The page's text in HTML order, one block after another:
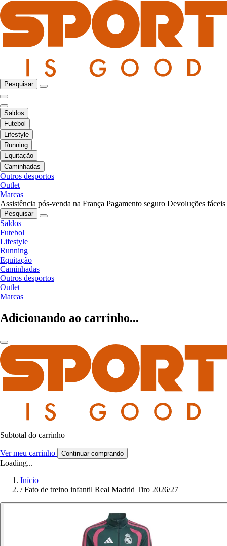
Pesquisar
Saldos
Futebol
Lifestyle
Running
Equitação
Caminhadas
Outros desportos
Outlet
Marcas
Assistência pós-venda na França Pagamento seguro Devoluções fáceis
Pesquisar
Saldos
Futebol
Lifestyle
Running
Equitação
Caminhadas
Outros desportos
Outlet
Marcas
Adicionando ao carrinho...
Subtotal do carrinho
Ver meu carrinho Continuar comprando
Loading...
Início
/ Fato de treino infantil Real Madrid Tiro 2026/27